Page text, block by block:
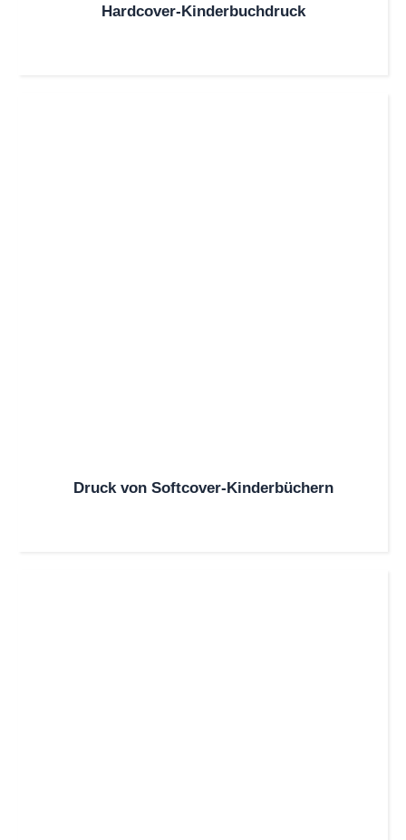
Hardcover-Kinderbuchdruck
Druck von Softcover-Kinderbüchern